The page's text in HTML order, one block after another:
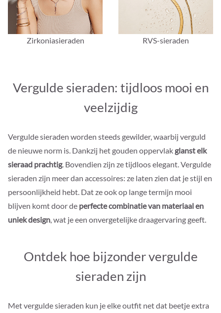
Zirkoniasieraden RVS-sieraden
Vergulde sieraden: tijdloos mooi en
veelzijdig
Vergulde sieraden worden steeds gewilder, waarbij verguld
de nieuwe norm is. Dankzij het gouden oppervlak glanst elk
sieraad prachtig. Bovendien zijn ze tijdloos elegant. Vergulde
sieraden zijn meer dan accessoires: ze laten zien dat je stijl en
persoonlijkheid hebt. Dat ze ook op lange termijn mooi
blijven komt door de perfecte combinatie van materiaal en
uniek design, wat je een onvergetelijke draagervaring geeft.
Ontdek hoe bijzonder vergulde
sieraden zijn
Met vergulde sieraden kun je elke outfit net dat beetje extra